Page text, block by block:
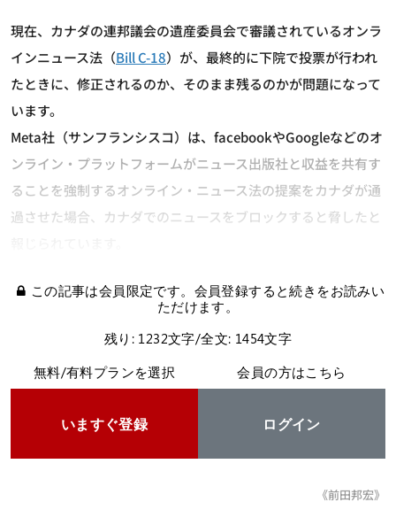
現在、カナダの連邦議会の遺産委員会で審議されているオンラ
インニュース法（Bill C-18）が、最終的に下院で投票が行われ
たときに、修正されるのか、そのまま残るのかが問題になって
います。
Meta社（サンフランシスコ）は、facebookやGoogleなどのオ
ンライン・プラットフォームがニュース出版社と収益を共有す
ることを強制するオンライン・ニュース法の提案をカナダが通
過させた場合、カナダでのニュースをブロックすると脅したと
この記事は会員限定です。会員登録すると続きをお読みい
ただけます。
残り: 1232文字/全文: 1454文字
無料/有料プランを選択
いますぐ登録
会員の方はこちら
ログイン
《前田邦宏》